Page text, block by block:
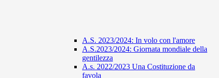
A.S. 2023/2024: In volo con l'amore
A.S.2023/2024: Giornata mondiale della
gentilezza
A.s. 2022/2023 Una Costituzione da
favola